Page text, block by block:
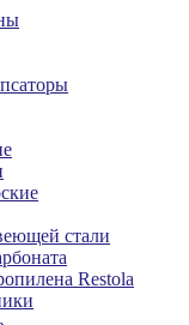
стали
Restola